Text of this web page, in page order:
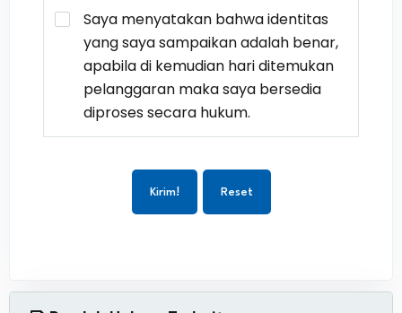
Saya menyatakan bahwa identitas
yang saya sampaikan adalah benar,
apabila di kemudian hari ditemukan
pelanggaran maka saya bersedia
diproses secara hukum.
Kirim! Reset